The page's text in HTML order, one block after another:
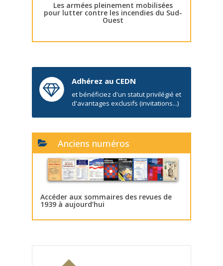
Les armées pleinement mobilisées
pour lutter contre les incendies du Sud-
Ouest
Adhérez au CEDN
et bénéficiez d'un statut privilégié et
d'avantages exclusifs (invitations...)
Anciens numéros
Accéder aux sommaires des revues de
1939 à aujourd’hui